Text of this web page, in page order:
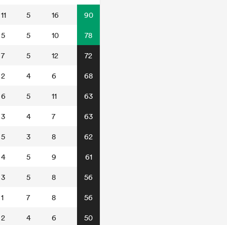
11 5 16 90
5 5 10 78
7 5 12 72
2 4 6 68
6 5 11 63
3 4 7 63
5 3 8 62
4 5 9 61
3 5 8 56
1 7 8 56
2 4 6 50